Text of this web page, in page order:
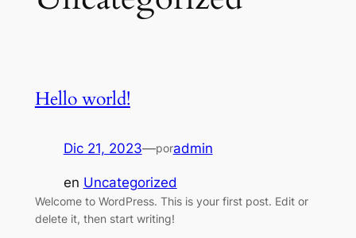
Hello world!
Dic 21, 2023—poradmin
en Uncategorized
Welcome to WordPress. This is your first post. Edit or
delete it, then start writing!